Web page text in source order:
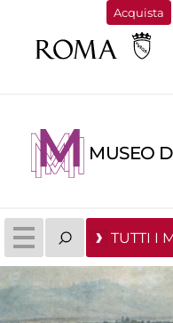
Acquista
MUSEO
TUTTI I